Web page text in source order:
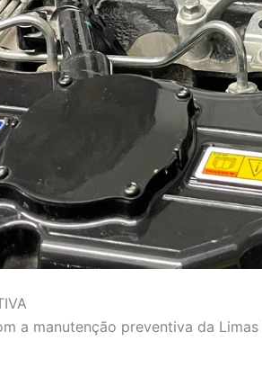
a manutenção preventiva da